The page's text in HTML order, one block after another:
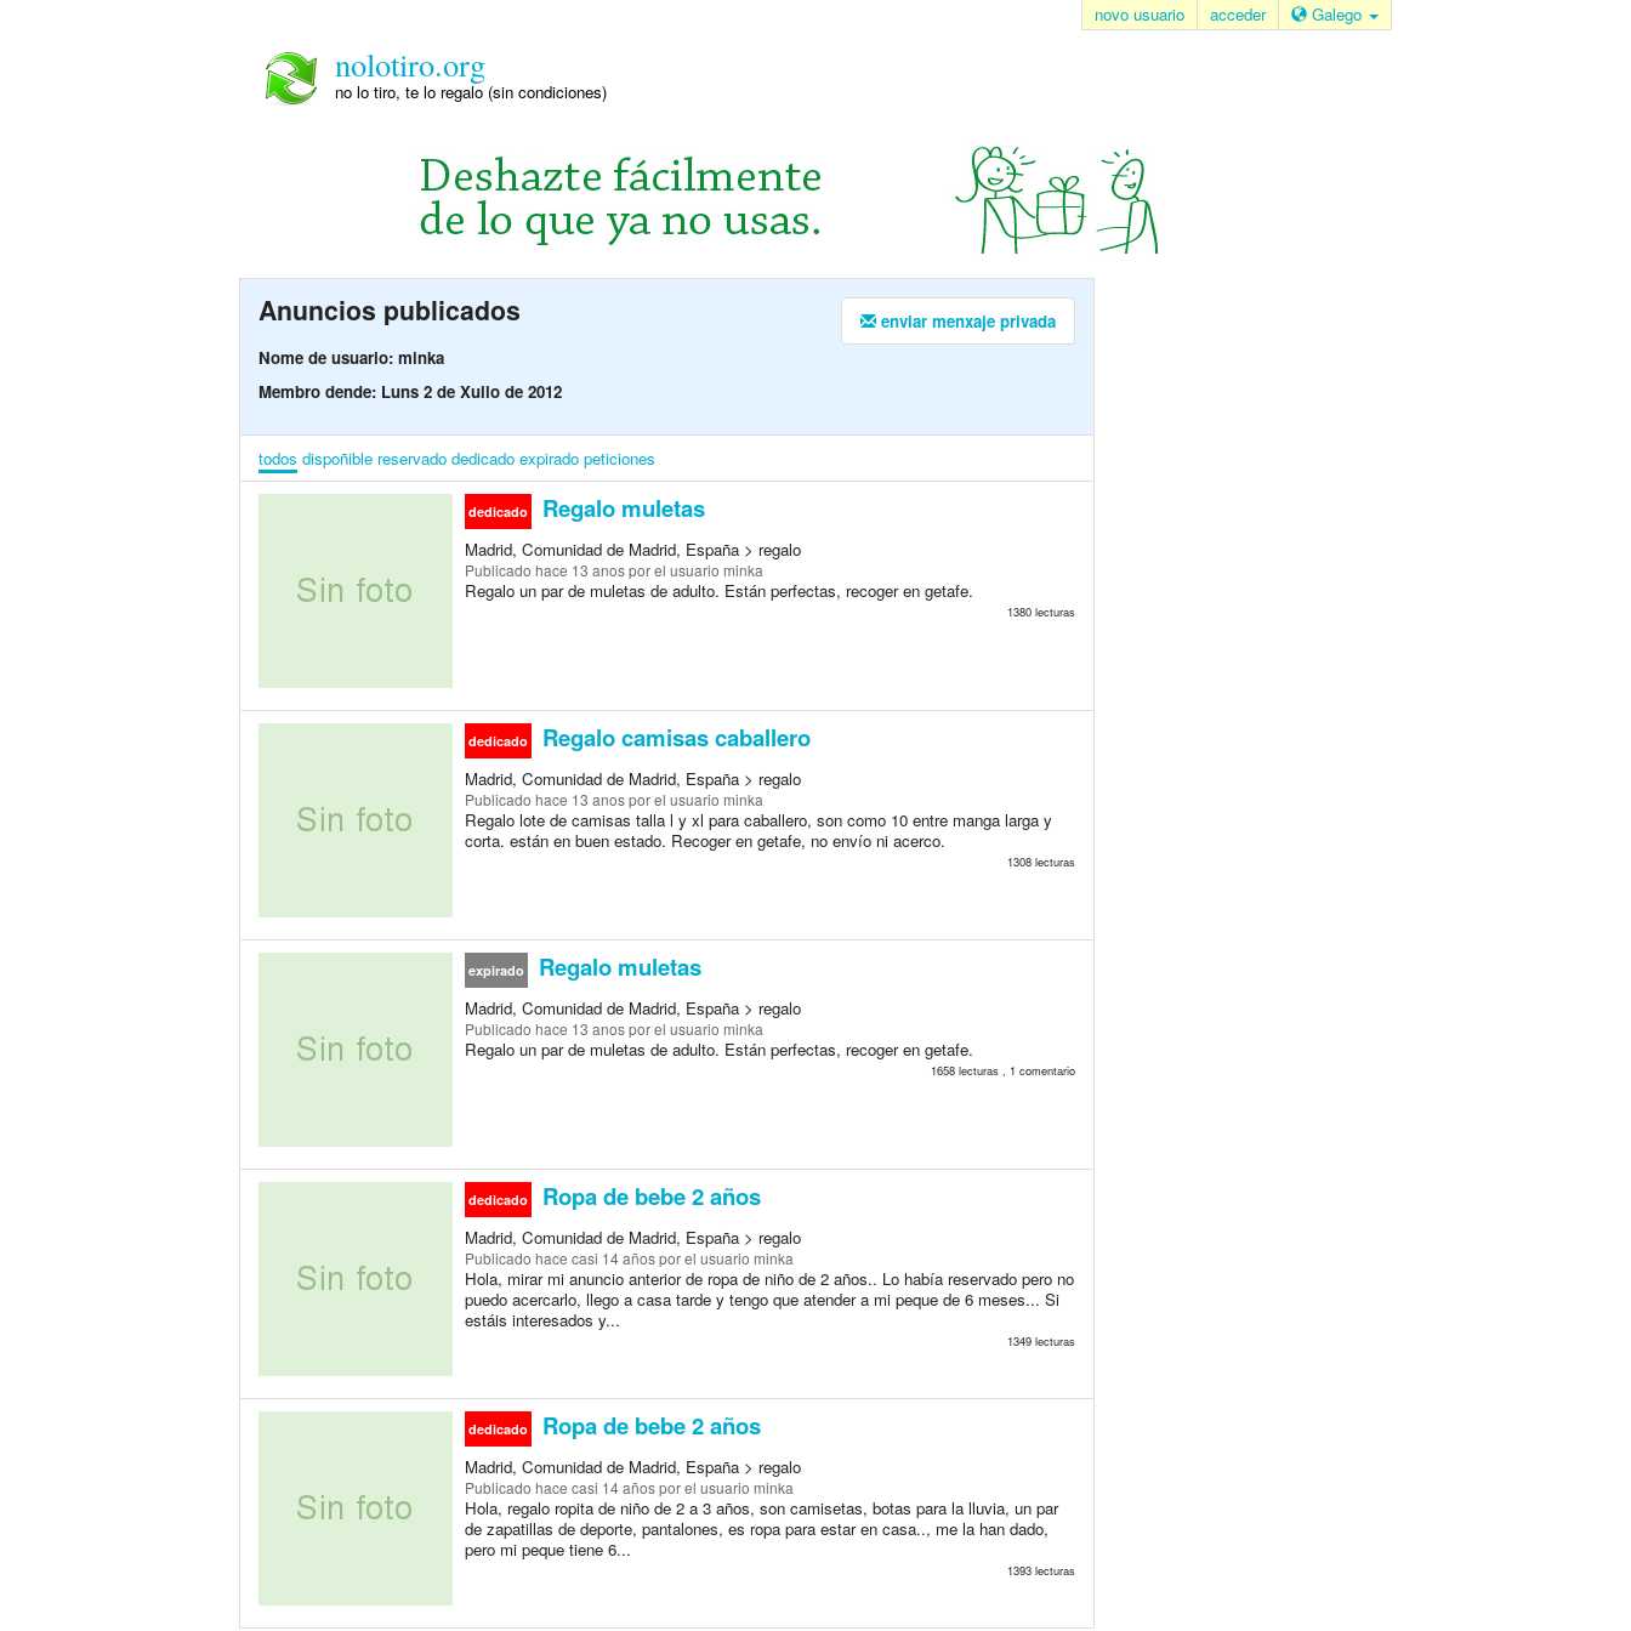
novo usuario acceder Galego
nolotiro.org
no lo tiro, te lo regalo (sin condiciones)
enviar menxaje privada
Anuncios publicados
Nome de usuario: minka
Membro dende: Luns 2 de Xullo de 2012
todos dispoñible reservado dedicado expirado peticiones
dedicado Regalo muletas
Madrid, Comunidad de Madrid, España > regalo
Publicado hace 13 anospor el usuario minka
Regalo un par de muletas de adulto. Están perfectas, recoger en getafe.
1380 lecturas
dedicado Regalo camisas caballero
Madrid, Comunidad de Madrid, España > regalo
Publicado hace 13 anospor el usuario minka
Regalo lote de camisas talla l y xl para caballero, son como 10 entre manga larga y
corta. están en buen estado. Recoger en getafe, no envío ni acerco.
1308 lecturas
expirado Regalo muletas
Madrid, Comunidad de Madrid, España > regalo
Publicado hace 13 anospor el usuario minka
Regalo un par de muletas de adulto. Están perfectas, recoger en getafe.
1658 lecturas , 1 comentario
dedicado Ropa de bebe 2 años
Madrid, Comunidad de Madrid, España > regalo
Publicado hace casi 14 añospor el usuario minka
Hola, mirar mi anuncio anterior de ropa de niño de 2 años.. Lo había reservado pero no
puedo acercarlo, llego a casa tarde y tengo que atender a mi peque de 6 meses... Si
estáis interesados y...
1349 lecturas
dedicado Ropa de bebe 2 años
Madrid, Comunidad de Madrid, España > regalo
Publicado hace casi 14 añospor el usuario minka
Hola, regalo ropita de niño de 2 a 3 años, son camisetas, botas para la lluvia, un par
de zapatillas de deporte, pantalones, es ropa para estar en casa.., me la han dado,
pero mi peque tiene 6...
1393 lecturas